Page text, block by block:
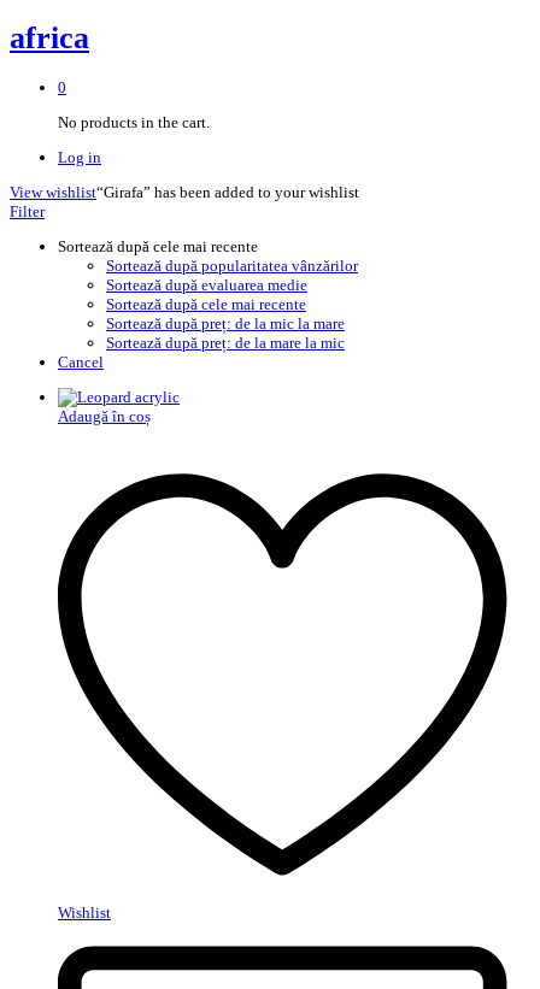
africa
0
No products in the cart.
Log in
View wishlist“Girafa” has been added to your wishlist
Filter
Sortează după cele mai recente
Sortează după popularitatea vânzărilor
Sortează după evaluarea medie
Sortează după cele mai recente
Sortează după preț: de la mic la mare
Sortează după preț: de la mare la mic
Cancel
Adaugă în coș
Wishlist